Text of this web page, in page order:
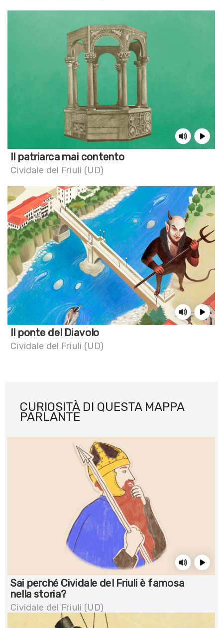
Il patriarca mai contento
Cividale del Friuli (UD)
Il ponte del Diavolo
Cividale del Friuli (UD)
CURIOSITÀ DI QUESTA MAPPA
PARLANTE
Sai perché Cividale del Friuli è famosa
nella storia?
Cividale del Friuli (UD)